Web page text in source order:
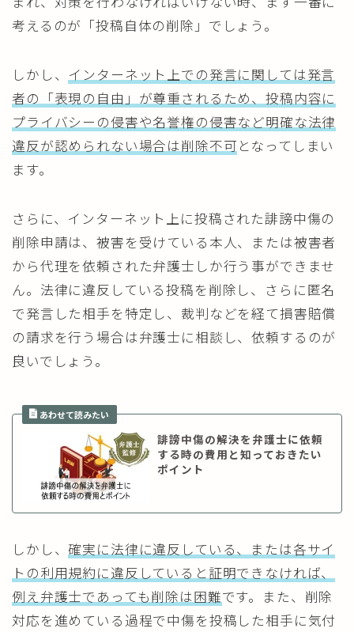
考えるのが「投稿自体の削除」でしょう。
しかし、 インターネット上での発言に関しては発言
者の「表現の自由」が尊重されるため、投稿内容に
プライバシーの侵害や名誉権の侵害など明確な法律
違反が認められない場合は削除不可 となってしまい
ます。
さらに、インターネット上に投稿された誹謗中傷の
削除申請は、被害を受けている本人、または被害者
から代理を依頼された弁護士しか行う事ができませ
ん。法律に違反している投稿を削除し、さらに匿名
で発言した相手を特定し、裁判などを経て損害賠償
の請求を行う場合は弁護士に相談し、依頼するのが
良いでしょう。
誹謗中傷の解決を弁護士に依頼
する時の費用と知っておきたい
ポイント
しかし、確実に法律に違反している、または各サイ
トの利用規約に違反していると証明できなければ、
例え弁護士であっても削除は困難です。また、削除
対応を進めている過程で中傷を投稿した相手に気付